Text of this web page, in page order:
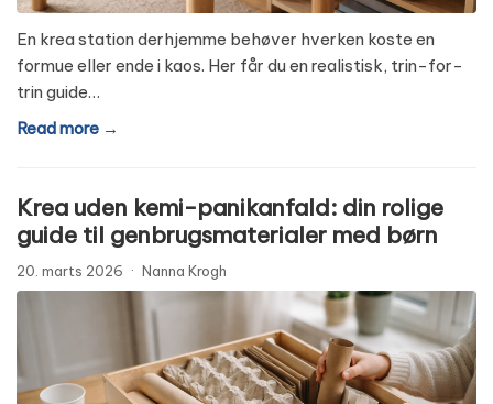
En krea station derhjemme behøver hverken koste en
formue eller ende i kaos. Her får du en realistisk, trin-for-
trin guide…
Read more →
Krea uden kemi-panikanfald: din rolige
guide til genbrugsmaterialer med børn
20. marts 2026 · Nanna Krogh